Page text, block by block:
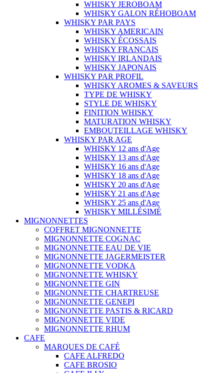
WHISKY JEROBOAM
WHISKY GALON RÉHOBOAM
WHISKY PAR PAYS
WHISKY AMERICAIN
WHISKY ÉCOSSAIS
WHISKY FRANCAIS
WHISKY IRLANDAIS
WHISKY JAPONAIS
WHISKY PAR PROFIL
WHISKY AROMES & SAVEURS
TYPE DE WHISKY
STYLE DE WHISKY
FINITION WHISKY
MATURATION WHISKY
EMBOUTEILLAGE WHISKY
WHISKY PAR AGE
WHISKY 12 ans d'Age
WHISKY 13 ans d'Age
WHISKY 16 ans d'Age
WHISKY 18 ans d'Age
WHISKY 20 ans d'Age
WHISKY 21 ans d'Age
WHISKY 25 ans d'Age
WHISKY MILLÉSIMÉ
MIGNONNETTES
COFFRET MIGNONNETTE
MIGNONNETTE COGNAC
MIGNONNETTE EAU DE VIE
MIGNONNETTE JAGERMEISTER
MIGNONNETTE VODKA
MIGNONNETTE WHISKY
MIGNONNETTE GIN
MIGNONNETTE CHARTREUSE
MIGNONNETTE GENEPI
MIGNONNETTE PASTIS & RICARD
MIGNONNETTE VIDE
MIGNONNETTE RHUM
CAFE
MARQUES DE CAFÉ
CAFE ALFREDO
CAFE BROSIO